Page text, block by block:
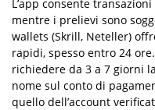
L’app consente
mentre i prelievi sono
wallets (Skrill, Neteller)
rapidi, spesso entro 24
richiedere da 3 a 7 giorni
nome sul conto di
quello dell’account